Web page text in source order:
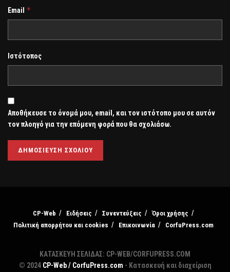
Email *
Ιστότοπος
Αποθήκευσε το όνομά μου, email, και τον ιστότοπο μου σε αυτόν
τον πλοηγό για την επόμενη φορά που θα σχολιάσω.
CP-Web Ειδήσεις Συνεντεύξεις
Όροι χρήσης
Πολιτική απορρήτου και cookies
Επικοινωνία CorfuPress.com
ΚΑΤΑΣΚΕΥΗ ΣΕΛΙΔΑΣ: CP-WEB/CORFUPRESS.COM
© 2024 CP-Web / CorfuPress.com - Κατασκευή και διαχείριση